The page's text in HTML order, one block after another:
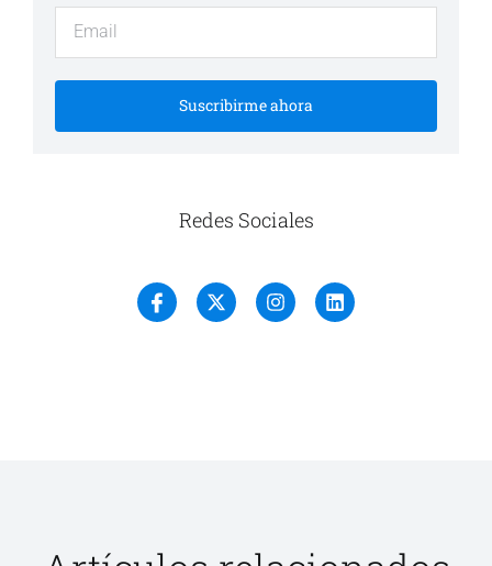
Suscribirme ahora
Redes Sociales